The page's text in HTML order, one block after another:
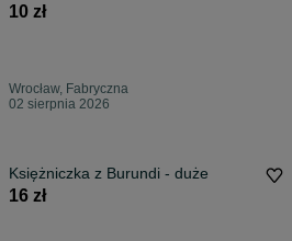
10 zł
Wrocław, Fabryczna
02 sierpnia 2026
Księżniczka z Burundi - duże
16 zł